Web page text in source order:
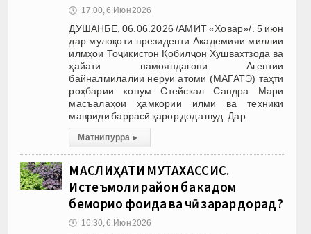
🕔 17:00, 6.Июн 2026
ДУШАНБЕ, 06.06.2026 /АМИТ «Ховар»/. 5 июн
дар мулоқоти президенти Академияи миллии
илмҳои Тоҷикистон Қобилҷон Хушвахтзода ва
ҳайати намояндагони Агентии
байналмилалии неруи атомӣ (МАГАТЭ) таҳти
роҳбарии хонум Стейскал Сандра Мари
масъалаҳои ҳамкории илмӣ ва техникӣ
мавриди баррасӣ қарор дода шуд. Дар
Матни пурра ▸
МАСЛИҲАТИ МУТАХАССИС.
Истеъмоли райҳон ба кадом
бемориҳо фоида ва чӣ зарар дорад?
🕔 16:30, 6.Июн 2026